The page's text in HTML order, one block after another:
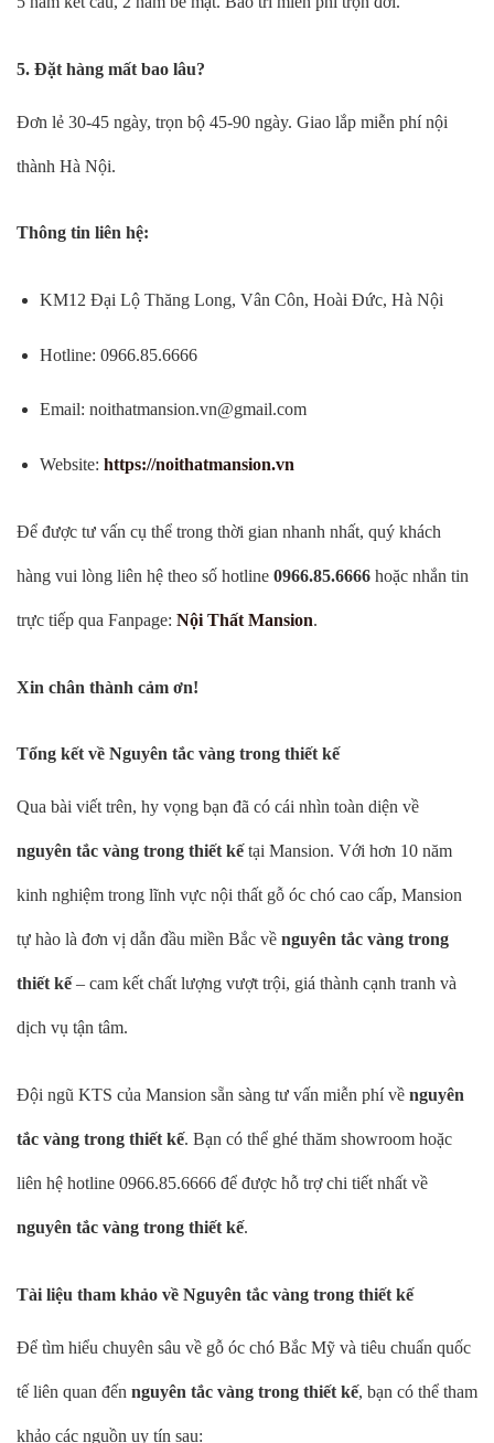
5. Đặt hàng mất bao lâu?
Đơn lẻ 30-45 ngày, trọn bộ 45-90 ngày. Giao lắp miễn phí nội
thành Hà Nội.
Thông tin liên hệ:
KM12 Đại Lộ Thăng Long, Vân Côn, Hoài Đức, Hà Nội
Hotline: 0966.85.6666
Email: noithatmansion.vn@gmail.com
Website: https://noithatmansion.vn
Để được tư vấn cụ thể trong thời gian nhanh nhất, quý khách
hàng vui lòng liên hệ theo số hotline 0966.85.6666 hoặc nhắn tin
trực tiếp qua Fanpage: Nội Thất Mansion.
Xin chân thành cảm ơn!
Tổng kết về Nguyên tắc vàng trong thiết kế
Qua bài viết trên, hy vọng bạn đã có cái nhìn toàn diện về
nguyên tắc vàng trong thiết kếtại Mansion. Với hơn 10 năm
kinh nghiệm trong lĩnh vực nội thất gỗ óc chó cao cấp, Mansion
tự hào là đơn vị dẫn đầu miền Bắc về nguyên tắc vàng trong
thiết kế– cam kết chất lượng vượt trội, giá thành cạnh tranh và
dịch vụ tận tâm.
Đội ngũ KTS của Mansion sẵn sàng tư vấn miễn phí về nguyên
tắc vàng trong thiết kế. Bạn có thể ghé thăm showroom hoặc
liên hệ hotline 0966.85.6666 để được hỗ trợ chi tiết nhất về
nguyên tắc vàng trong thiết kế.
Tài liệu tham khảo về Nguyên tắc vàng trong thiết kế
Để tìm hiểu chuyên sâu về gỗ óc chó Bắc Mỹ và tiêu chuẩn quốc
tế liên quan đến nguyên tắc vàng trong thiết kế, bạn có thể tham
khảo các nguồn uy tín sau: